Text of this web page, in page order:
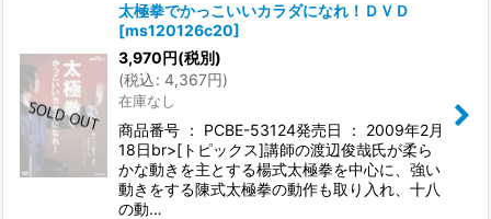
太極拳でかっこいいカラダになれ！ＤＶＤ
[ms120126c20]
3,970円(税別)
(税込: 4,367円)
在庫なし
商品番号 ： PCBE-53124発売日 ： 2009年2月
18日br>[トピックス]講師の渡辺俊哉氏が柔ら
かな動きを主とする楊式太極拳を中心に、強い
動きをする陳式太極拳の動作も取り入れ、十八
の動…